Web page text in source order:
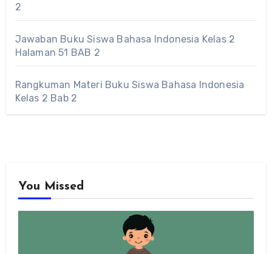
2
Jawaban Buku Siswa Bahasa Indonesia Kelas 2
Halaman 51 BAB 2
Rangkuman Materi Buku Siswa Bahasa Indonesia
Kelas 2 Bab 2
You Missed